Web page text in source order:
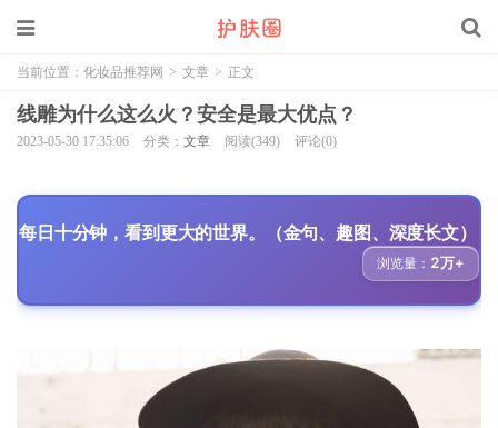
当前位置： 化妆品推荐网 > 文章 > 正文
线雕为什么这么火？安全是最大优点？
2023-05-30 17:35:06 分类： 文章 阅读(349) 评论(0)
每日十分钟，看到更大的世界。（金句、趣图、深度长文）
浏览量： 2万+